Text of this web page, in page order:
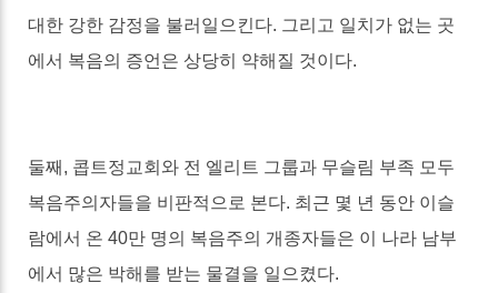
대한 강한 감정을 불러일으킨다. 그리고 일치가 없는 곳
에서 복음의 증언은 상당히 약해질 것이다.
둘째 , 콥트정교회와 전 엘리트 그룹과 무슬림 부족 모두
복음주의자들을 비판적으로 본다. 최근 몇 년 동안 이슬
람에서 온40만 명의 복음주의 개종자들은 이 나라 남부
에서 많은 박해를 받는 물결을 일으켰다.